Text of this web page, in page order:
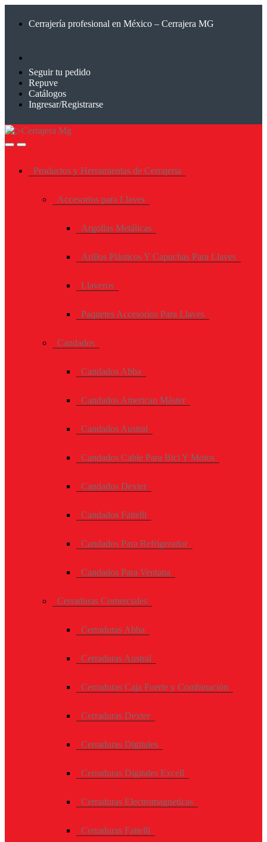
Cerrajería profesional en México – Cerrajera MG
Seguir tu pedido
Repuve
Catálogos
Ingresar/Registrarse
Productos y Herramientas de Cerrajeria
Accesorios para Llaves
Argollas Metálicas
Arillos Plásticos Y Capuchas Para Llaves
Llaveros
Paquetes Accesorios Para Llaves
Candados
Candados Abba
Candados American Máster
Candados Austral
Candados Cable Para Bici Y Motos
Candados Dexter
Candados Faitelli
Candados Para Refrigerador
Candados Para Ventana
Cerraduras Comerciales
Cerraduras Abba
Cerraduras Austral
Cerraduras Caja Fuerte y Combinación
Cerraduras Dexter
Cerraduras Digitales
Cerraduras Digitales Excell
Cerraduras Electromagneticas
Cerraduras Faitelli